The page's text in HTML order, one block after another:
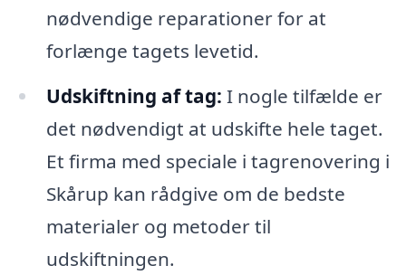
nødvendige reparationer for at
forlænge tagets levetid.
Udskiftning af tag: I nogle tilfælde er
det nødvendigt at udskifte hele taget.
Et firma med speciale i tagrenovering i
Skårup kan rådgive om de bedste
materialer og metoder til
udskiftningen.